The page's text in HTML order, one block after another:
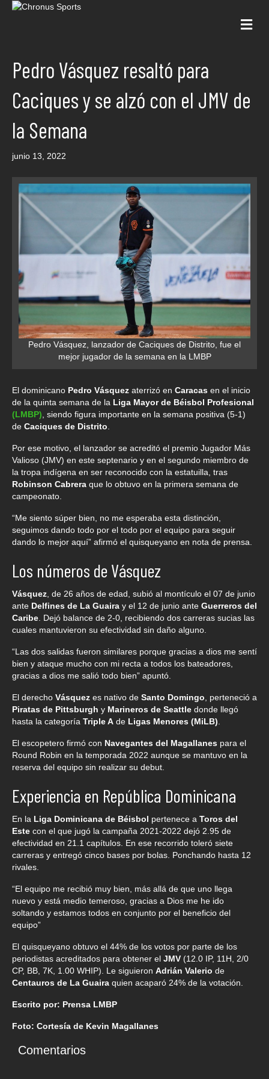
Pedro Vásquez resaltó para
Caciques y se alzó con el JMV de
la Semana
junio 13, 2022
Pedro Vásquez, lanzador de Caciques de Distrito, fue el
mejor jugador de la semana en la LMBP
El dominicano Pedro Vásquez aterrizó en Caracas en el inicio
de la quinta semana de la Liga Mayor de Béisbol Profesional
(LMBP) , siendo figura importante en la semana positiva (5-1)
de Caciques de Distrito
Por ese motivo, el lanzador se acreditó el premio Jugador Más
Valioso (JMV) en este septenario y en el segundo miembro de
la tropa indígena en ser reconocido con la estatuilla, tras
Robinson Cabrera que lo obtuvo en la primera semana de
campeonato.
“Me siento súper bien, no me esperaba esta distinción,
seguimos dando todo por el todo por el equipo para seguir
dando lo mejor aquí” afirmó el quisqueyano en nota de prensa.
Los números de Vásquez
Vásquez , de 26 años de edad, subió al montículo el 07 de junio
ante Delfines de La Guaira y el 12 de junio ante Guerreros del
Caribe . Dejó balance de 2-0, recibiendo dos carreras sucias las
cuales mantuvieron su efectividad sin daño alguno.
“Las dos salidas fueron similares porque gracias a dios me sentí
bien y ataque mucho con mi recta a todos los bateadores,
gracias a dios me salió todo bien” apuntó.
El derecho Vásquez es nativo de Santo Domingo , perteneció a
Piratas de Pittsburgh y Marineros de Seattle donde llegó
hasta la categoría Triple A de Ligas Menores (MiLB)
El escopetero firmó con Navegantes del Magallanes para el
Round Robin en la temporada 2022 aunque se mantuvo en la
reserva del equipo sin realizar su debut.
Experiencia en República Dominicana
En la Liga Dominicana de Béisbol pertenece a Toros del
Este con el que jugó la campaña 2021-2022 dejó 2.95 de
efectividad en 21.1 capítulos. En ese recorrido toleró siete
carreras y entregó cinco bases por bolas. Ponchando hasta 12
rivales.
“El equipo me recibió muy bien, más allá de que uno llega
nuevo y está medio temeroso, gracias a Dios me he ido
soltando y estamos todos en conjunto por el beneficio del
equipo”
El quisqueyano obtuvo el 44% de los votos por parte de los
periodistas acreditados para obtener el JMV (12.0 IP, 11H, 2/0
CP, BB, 7K, 1.00 WHIP). Le siguieron Adrián Valerio de
Centauros de La Guaira quien acaparó 24% de la votación.
Escrito por: Prensa LMBP
Foto: Cortesía de Kevin Magallanes
Comentarios